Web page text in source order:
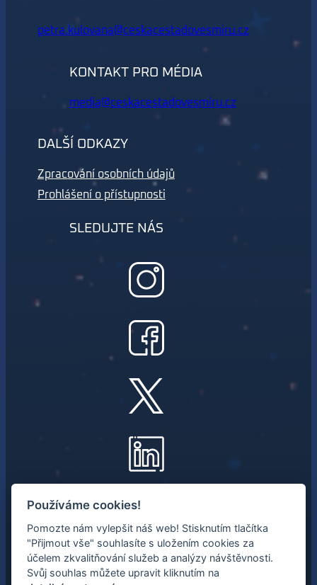
petra.kulovana@ceskacestadovesmiru.cz
KONTAKT PRO MÉDIA
media@ceskacestadovesmiru.cz
DALŠÍ ODKAZY
Zpracování osobních údajů
Prohlášení o přístupnosti
SLEDUJTE NÁS
NEWSLETTER
Mějte přehled o nejnovějších
vesmírných aktivitách.
Používáme cookies!
Pomozte nám vylepšit náš web! Stisknutím tlačítka
"Přijmout vše" souhlasíte s uložením cookies za
účelem zkvalitňování služeb a analýzy návštěvnosti.
Svůj souhlas můžete upravit kliknutím na